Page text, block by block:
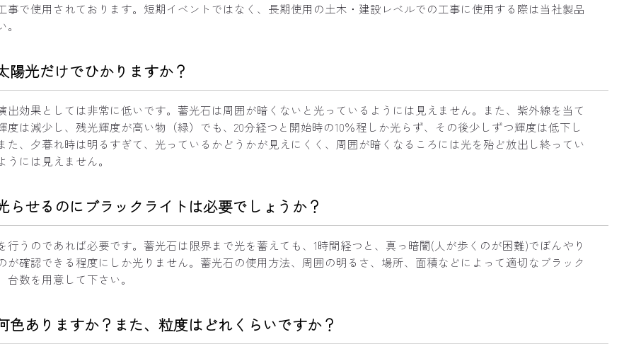
事で使用されております。短期イベントではなく、長期使用の土木・建設レベルでの工事に使用する際は当社製品
陽光だけでひかりますか？
出効果としては非常に低いです。蓄光石は周囲が暗くないと光っているようには見えません。また、紫外線を当て
度は減少し、残光輝度が高い物（緑）でも、20分経つと開始時の10％程しか光らず、その後少しずつ輝度は低下し
た、夕暮れ時は明るすぎて、光っているかどうかが見えにくく、周囲が暗くなるころには光を殆ど放出し終ってい
うには見えません。
らせるのにブラックライトは必要でしょうか？
行うのであれば必要です。蓄光石は限界まで光を蓄えても、1時間経つと、真っ暗闇(人が歩くのが困難)でぼんやり
が確認できる程度にしか光りません。蓄光石の使用方法、周囲の明るさ、場所、面積などによって適切なブラック
台数を用意して下さい。
色ありますか？また、粒度はどれくらいですか？